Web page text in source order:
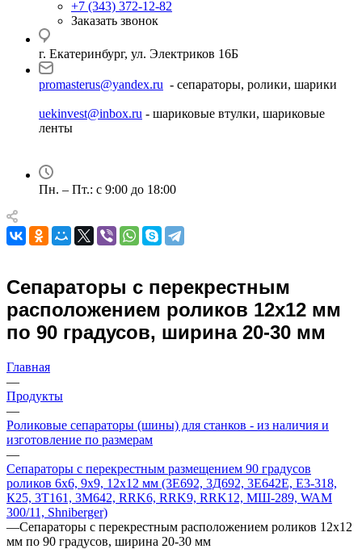
+7 (343) 372-12-82
Заказать звонок
г. Екатеринбург, ул. Электриков 16Б
promasterus@yandex.ru - сепараторы, ролики, шарики
uekinvest@inbox.ru - шариковые втулки, шариковые
ленты
Пн. – Пт.: с 9:00 до 18:00
Сепараторы с перекрестным
расположением роликов 12х12 мм
по 90 градусов, ширина 20-30 мм
Главная
—
Продукты
—
Роликовые сепараторы (шины) для станков - из наличия и
изготовление по размерам
—
Сепараторы с перекрестным размещением 90 градусов
роликов 6х6, 9х9, 12х12 мм (3Е692, 3Д692, 3Е642Е, Е3-318,
К25, 3Т161, 3М642, RRK6, RRK9, RRK12, МШ-289, WAM
300/11, Shniberger)
—Сепараторы с перекрестным расположением роликов 12х12
мм по 90 градусов, ширина 20-30 мм